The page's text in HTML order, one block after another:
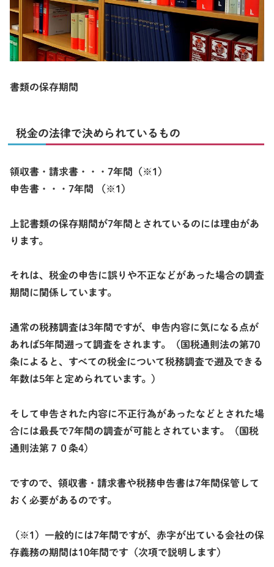
書類の保存期間
税金の法律で決められているもの
領収書・請求書・・・ 7年間
（※1）
申告書・・・ 7年間 （※1）
上記書類の保存期間が7年間とされているのには理由があ
ります。
それは、税金の申告に誤りや不正などがあった場合の調査
期間に関係しています。
通常の税務調査は3年間 ですが、申告内容に気になる点が
あれば5年間遡って調査をされます。（国税通則法の第70
条によると、すべての税金について税務調査で遡及できる
年数は5年と定められています。）
そして申告された内容に不正行為があったなどとされた場
合には最長で7年間 の調査が可能とされています。（国税
通則法第７０条4）
ですので、領収書・請求書や税務申告書は7年間保管して
おく必要があるのです。
（※1）一般的には7年間ですが、赤字が出ている会社の保
存義務の期間は10年間です（次項で説明します）